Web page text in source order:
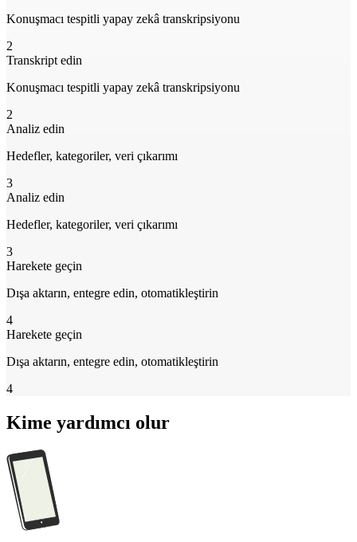
Konuşmacı tespitli yapay zekâ transkripsiyonu
2
Transkript edin
Konuşmacı tespitli yapay zekâ transkripsiyonu
2
Analiz edin
Hedefler, kategoriler, veri çıkarımı
3
Analiz edin
Hedefler, kategoriler, veri çıkarımı
3
Harekete geçin
Dışa aktarın, entegre edin, otomatikleştirin
4
Harekete geçin
Dışa aktarın, entegre edin, otomatikleştirin
4
Kime yardımcı olur